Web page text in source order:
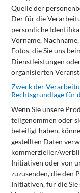
Quelleder
Der für die
persönliche
Vorname,
Fotos, die Sie uns
Dienstleistungen
organisierten
Zweckder
Rechtsgrundlagefür
Wenn Sie unsere
teilgenommen oder
beteiligt haben,
gestellten Daten
kommerzieller/
Initiativen oder von
zuzusenden, die den
Initiativen, für die Sie